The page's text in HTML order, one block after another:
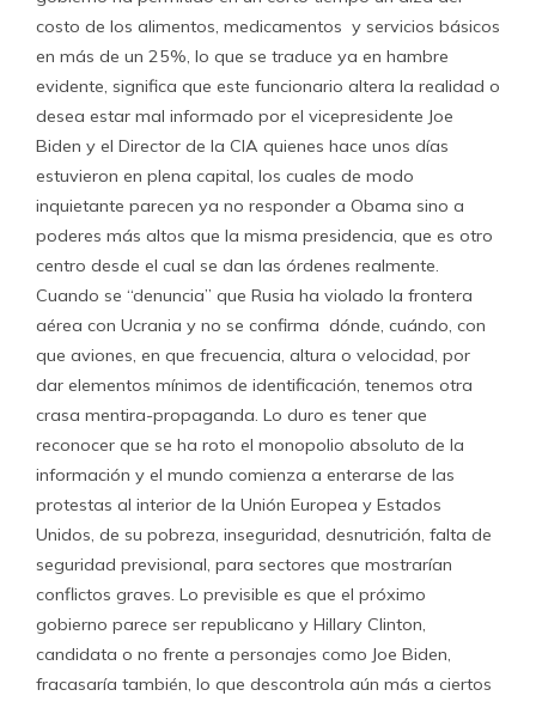
costo de los alimentos, medicamentos y servicios básicos
en más de un 25%, lo que se traduce ya en hambre
evidente, significa que este funcionario altera la realidad o
desea estar mal informado por el vicepresidente Joe
Biden y el Director de la CIA quienes hace unos días
estuvieron en plena capital, los cuales de modo
inquietante parecen ya no responder a Obama sino a
poderes más altos que la misma presidencia, que es otro
centro desde el cual se dan las órdenes realmente.
Cuando se “denuncia” que Rusia ha violado la frontera
aérea con Ucrania y no se confirma dónde, cuándo, con
que aviones, en que frecuencia, altura o velocidad, por
dar elementos mínimos de identificación, tenemos otra
crasa mentira-propaganda. Lo duro es tener que
reconocer que se ha roto el monopolio absoluto de la
información y el mundo comienza a enterarse de las
protestas al interior de la Unión Europea y Estados
Unidos, de su pobreza, inseguridad, desnutrición, falta de
seguridad previsional, para sectores que mostrarían
conflictos graves. Lo previsible es que el próximo
gobierno parece ser republicano y Hillary Clinton,
candidata o no frente a personajes como Joe Biden,
fracasaría también, lo que descontrola aún más a ciertos